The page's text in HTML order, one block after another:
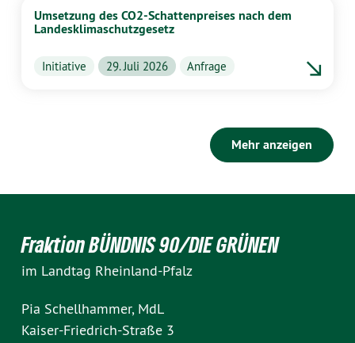
Umsetzung des CO2-Schattenpreises nach dem
Landesklimaschutzgesetz
Initiative 29. Juli 2026 Anfrage
Mehr anzeigen
Fraktion BÜNDNIS 90/DIE GRÜNEN
im Landtag Rheinland-Pfalz
Pia Schellhammer, MdL
Kaiser-Friedrich-Straße 3